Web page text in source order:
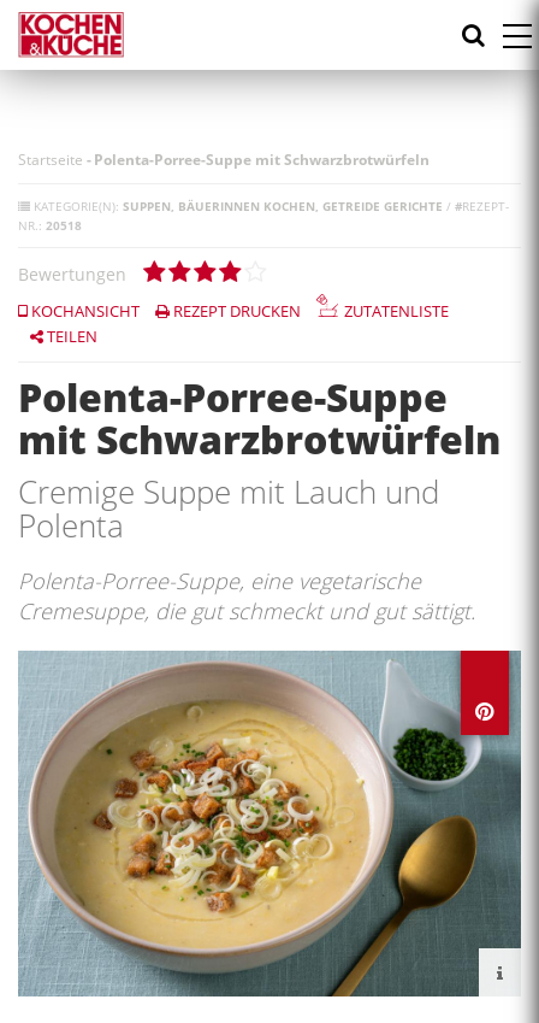
Direkt
zum
Inhalt
Startseite -Polenta-Porree-Suppe mit Schwarzbrotwürfeln
KATEGORIE(N): SUPPEN BÄUERINNEN KOCHEN GETREIDE GERICHTE / #REZEPT-
NR.: 20518
Bewertungen
KOCHANSICHT REZEPT DRUCKEN
ZUTATENLISTE
TEILEN
Polenta-Porree-Suppe
mit Schwarzbrotwürfeln
Cremige Suppe mit Lauch und
Polenta
Polenta-Porree-Suppe, eine vegetarische
Cremesuppe, die gut schmeckt und gut sättigt.